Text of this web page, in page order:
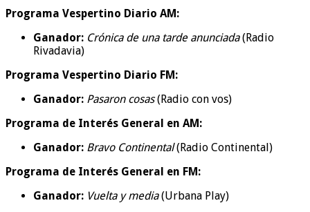
Programa Vespertino Diario AM:
Ganador: Crónica de una tarde anunciada(Radio
Rivadavia)
Programa Vespertino Diario FM:
Ganador: Pasaron cosas(Radio con vos)
Programa de Interés General en AM:
Ganador: Bravo Continental(Radio Continental)
Programa de Interés General en FM:
Ganador: Vuelta y media(Urbana Play)